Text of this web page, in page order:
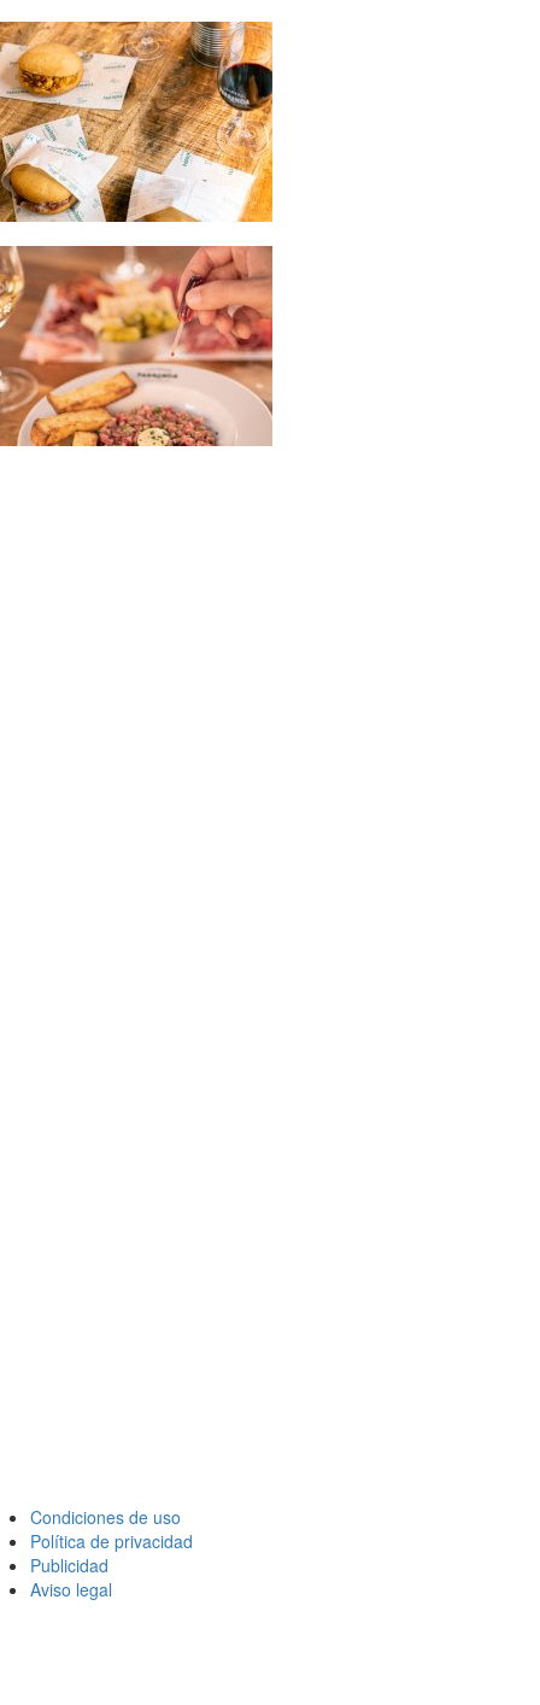
Condiciones de uso
Política de privacidad
Publicidad
Aviso legal